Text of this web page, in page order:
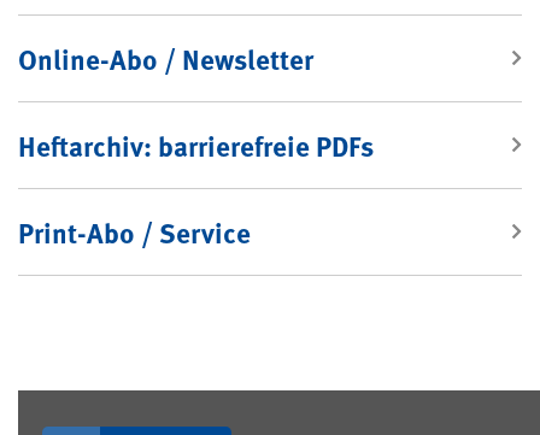
Online-Abo / Newsletter
Heftarchiv: barrierefreie PDFs
Print-Abo / Service